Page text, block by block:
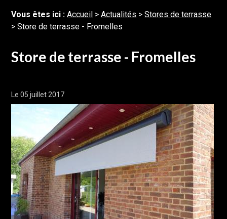
Vous êtes ici : Accueil >Actualités >Stores de terrasse
> Store de terrasse - Fromelles
Store de terrasse - Fromelles
Le 05 juillet 2017